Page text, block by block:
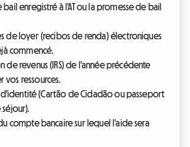
bail enregistré à l'AT ou la promesse de bail
de loyer (recibos de renda) électroniques
commencé.
de revenus (IRS) de l'année précédente
vos ressources.
d'identité (Cartão de Cidadão ou passeport
du compte bancaire sur lequel l'aide sera